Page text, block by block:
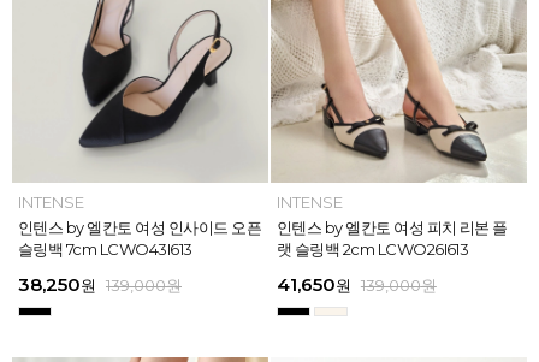
INTENSE
인텐스 by 엘칸토 여성 위빙 스트랩
플랫 샌들 2.5cm LCWW05I626
45,900원 159,000원
MAZZ
마쯔 by 엘칸토 여성 와이드 위빙 크
로스 컴포트 뮬 3.5cm LCWW62M6
45,900원 159,000원
INTENSE
인텐스 by 엘칸토 여성 인사이드 오픈
슬링백 7cm LCWO43I613
38,250원 139,000원
INTENSE
인텐스 by 엘칸토 여성 피치 리본 플
랫 슬링백 2cm LCWO26I613
41,650원 139,000원
MAZZ
마쯔 by 엘칸토 여성 미니버클 캐주얼
로퍼 2.5cm LCWC02M613
28,720원 159,000원
INTENSE
인텐스 by 엘칸토 여성 피치 리본 더
블 스트랩 메리제인 2cm LCWD97I6
45,900원 159,000원
MAZZ
마쯔 by 엘칸토 여성 슈레이스 포인트
고프코어 스니커즈 3cm LCWS03M
31,920원 169,000원
MAZZ
마쯔 by 엘칸토 여성 별자수 어글리
스니커즈 3.5cm LCWS04M613
39,900원 169,000원
INTENSE
인텐스 by 엘칸토 여성 위빙 스트랩
플랫 샌들 2.5cm LCWW05I626
45,900원 159,000원
MAZZ
마쯔 by 엘칸토 여성 와이드 위빙 크
로스 컴포트 뮬 3.5cm LCWW62M6
45,900원 159,000원
INTENSE
인텐스 by 엘칸토 여성 인사이드 오픈
슬링백 7cm LCWO43I613
38,250원 139,000원
INTENSE
인텐스 by 엘칸토 여성 피치 리본 플
랫 슬링백 2cm LCWO26I613
41,650원 139,000원